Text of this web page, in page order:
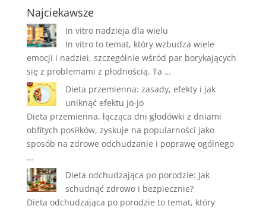
Najciekawsze
In vitro nadzieja dla wielu
In vitro to temat, który wzbudza wiele
emocji i nadziei, szczególnie wśród par borykających
się z problemami z płodnością. Ta …
Dieta przemienna: zasady, efekty i jak
uniknąć efektu jo-jo
Dieta przemienna, łącząca dni głodówki z dniami
obfitych posiłków, zyskuje na popularności jako
sposób na zdrowe odchudzanie i poprawę ogólnego
…
Dieta odchudzająca po porodzie: Jak
schudnąć zdrowo i bezpiecznie?
Dieta odchudzająca po porodzie to temat, który